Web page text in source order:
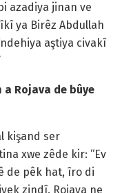
azadiya jinan ve
ya Birêz Abdullah
aştiya civakî
a Rojava de bûye
kişand ser
xwe zêde kir: “Ev
de pêk hat, îro di
zindî. Rojava ne